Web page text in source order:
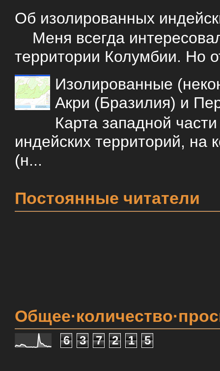
Об изолированных
Меня всегда
территории Колумбии. Но
Изолированные
Акри (Бразилия) и
Карта западной
индейских территорий, на
(н...
Постоянные читатели
6 3 7 2 1 5